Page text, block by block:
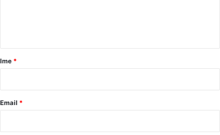
r
Ime *
Email *